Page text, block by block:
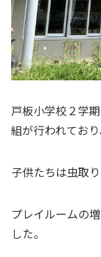
戸板小学校２学
組が行われており
子供たちは虫取
プレイルームの
した。